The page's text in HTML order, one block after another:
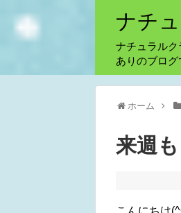
ナチ
ナチュラル
ありのブログ
ホーム
来週
こんにちは